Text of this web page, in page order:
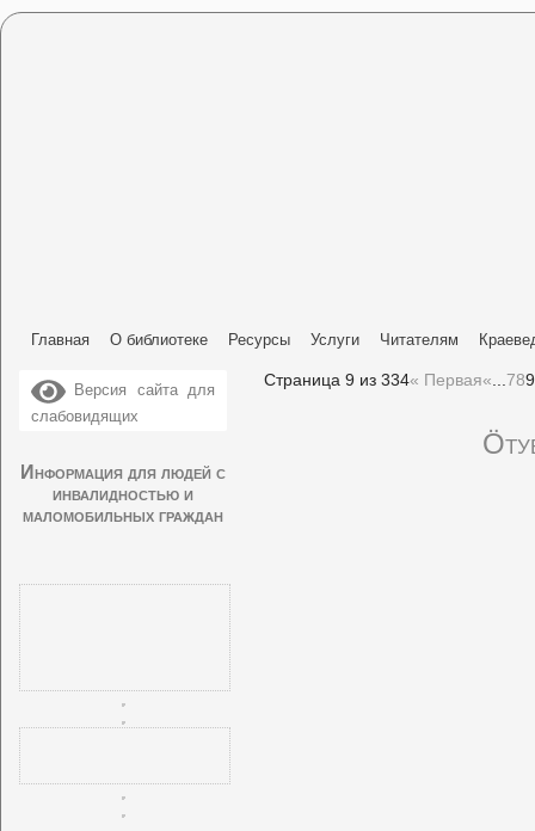
Главная О библиотеке Ресурсы Услуги Читателям
Версия сайта для
слабовидящих
Информация для людей с
инвалидностью и
маломобильных граждан
Страница 9 из 334« Первая« 789